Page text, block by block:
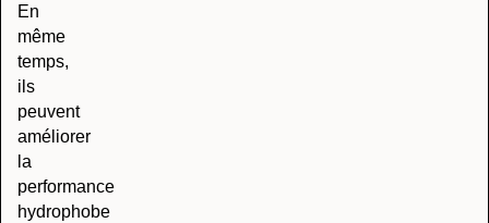
En
même
temps,
ils
peuvent
améliorer
la
performance
hydrophobe